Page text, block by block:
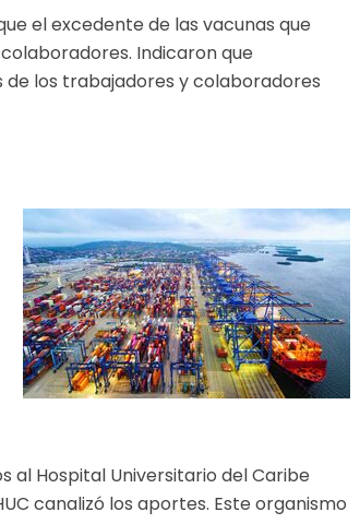
el excedente de las vacunas que
Indicaron que
los trabajadores y colaboradores
al Hospital Universitario del Caribe
canalizó los aportes. Este organismo